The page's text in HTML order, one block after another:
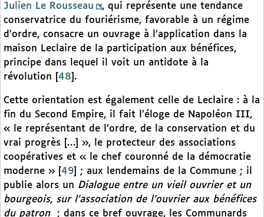
Julien Le Rousseau
, qui représente une tendance
conservatrice du fouriérisme, favorable à un régime
d’ordre, consacre un ouvrage à l’application dans la
maison Leclaire de la participation aux bénéfices,
principe dans lequel il voit un antidote à la
révolution
48 .
Cette orientation est également celle de Leclaire : à la
fin du Second Empire, il fait l’éloge de Napoléon III,
« le représentant de l’ordre, de la conservation et du
vrai progrès […] », le protecteur des associations
coopératives et « le chef couronné de la démocratie
moderne »
49
; aux lendemains de la Commune ; il
publie alors un Dialogue entre un vieil ouvrier et un
bourgeois, sur l’association de l’ouvrier aux bénéfices
du patron
; dans ce bref ouvrage, les Communards